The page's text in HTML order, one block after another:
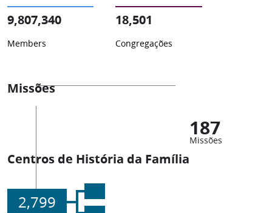
9,807,340
Members
18,501
Congregações
Missões
187
Missões
Centros de História da Família
2,799